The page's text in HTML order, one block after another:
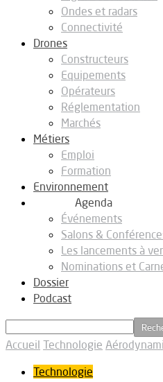
Ondes et radars
Connectivité
Drones
Constructeurs
Equipements
Opérateurs
Réglementation
Marchés
Métiers
Emploi
Formation
Environnement
Agenda
Événements
Salons &
Les lancements à
Nominations et
Dossier
Podcast
Accueil Technologie
Technologie